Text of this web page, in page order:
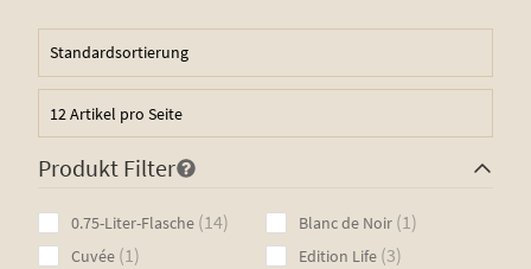
Pro­bier­pa­ke­te
Produkt Filter
0.75-Liter-Flasche 1414
products
Blanc de Noir 11
Cuvée 11
Edition Life 33